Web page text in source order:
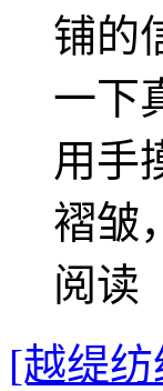
铺的
一下
用手
褶皱
阅读
[越缇